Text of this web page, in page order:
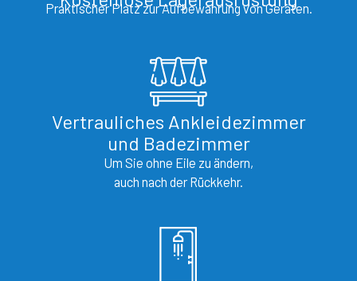
Praktischer Platz zur Aufbewahrung von Geräten.
Vertrauliches Ankleidezimmer
und Badezimmer
Um Sie ohne Eile zu ändern,
auch nach der Rückkehr.